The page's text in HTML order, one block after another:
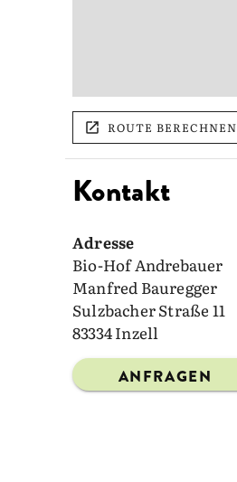
ROUTE BERECHNEN
Kontakt
Adresse
Bio-Hof Andrebauer
Manfred Bauregger
Sulzbacher Straße 11
83334 Inzell
ANFRAGEN